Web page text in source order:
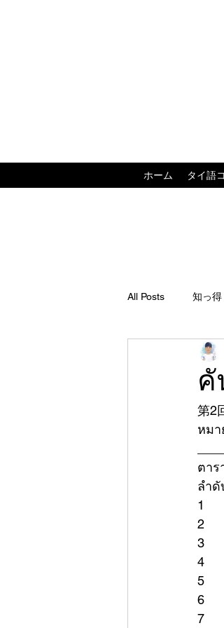
ホーム タイ語
All Posts 知っ得
คั
第2
หมา
ตาร